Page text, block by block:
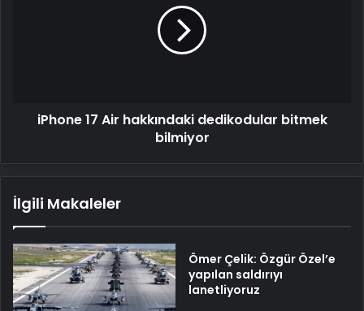
iPhone 17 Air hakkındaki dedikodular bitmek
bilmiyor
İlgili Makaleler
Ömer Çelik: Özgür Özel’e
yapılan saldırıyı
lanetliyoruz